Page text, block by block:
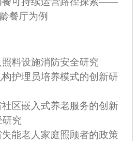
餐厅为例
料设施消防安全研究
护理员培养模式的创新研
区嵌入式养老服务的创新
究
能老人家庭照顾者的政策